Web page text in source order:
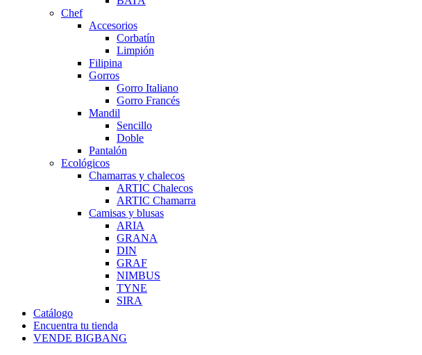
Chef
Accesorios
Corbatín
Limpión
Filipina
Gorros
Gorro Italiano
Gorro Francés
Mandil
Sencillo
Doble
Pantalón
Ecológicos
Chamarras y chalecos
ARTIC Chalecos
ARTIC Chamarra
Camisas y blusas
ARIA
GRANA
DIN
GRAF
NIMBUS
TYNE
SIRA
Catálogo
Encuentra tu tienda
VENDE BIGBANG